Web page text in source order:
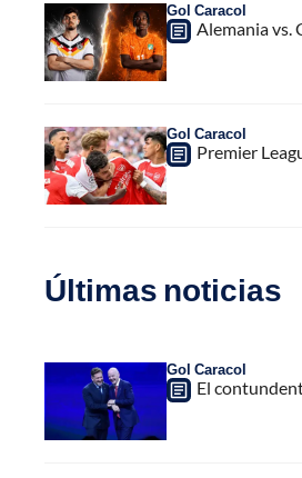
Gol Caracol
Alemania vs.
Gol Caracol
Premier
Últimas noticias
Gol Caracol
El